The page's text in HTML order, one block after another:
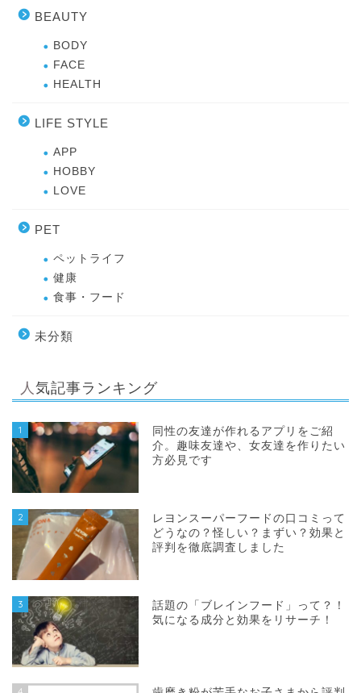
BEAUTY
BODY
FACE
HEALTH
LIFE STYLE
APP
HOBBY
LOVE
PET
ペットライフ
健康
食事・フード
未分類
人気記事ランキング
1
同性の友達が作れるアプリをご紹
介。趣味友達や、女友達を作りたい
方必見です
2
レヨンスーパーフードの口コミって
どうなの？怪しい？まずい？効果と
評判を徹底調査しました
3
話題の「ブレインフード」って？！
気になる成分と効果をリサーチ！